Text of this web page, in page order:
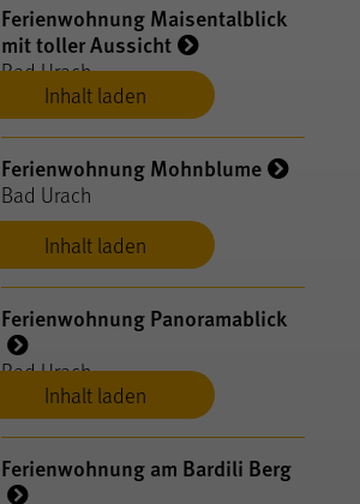
Inhalt laden
Ferienwohnung Maisentalblick
mit toller Aussicht
Bad Urach
Inhalt laden
Ferienwohnung Mohnblume
Bad Urach
Inhalt laden
Ferienwohnung Panoramablick
Bad Urach
Ferienwohnung am Bardili Berg